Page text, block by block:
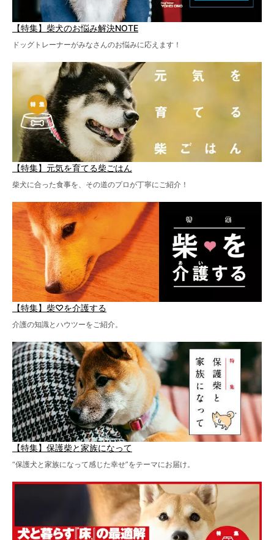
【特集】柴犬のお悩み解決NOTE
ドッグトレーナーがみなさんのお悩みに応えます！
【特集】元気を育てる柴ごはん
柴犬に合った食事を、その道のプロが丁寧にご紹介！
【特集】柴♡を介護する
介護の知識とハウツーをご紹介。
【特集】保護柴と家族になって
“保護犬と家族になって感じた幸せ”をテーマにお届け。